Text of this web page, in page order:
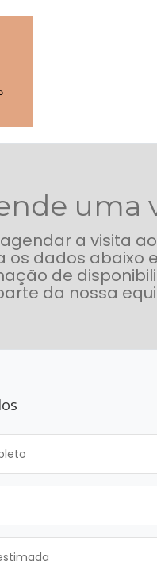
uma
a visita
os dados abaixo
de
da nossa